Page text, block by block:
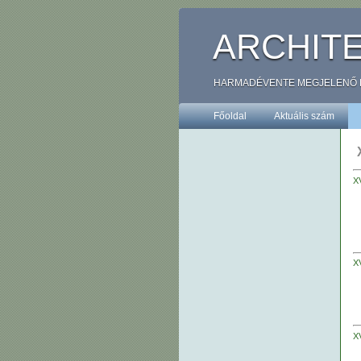
HARMADÉVENTE
Főoldal Aktuális szám